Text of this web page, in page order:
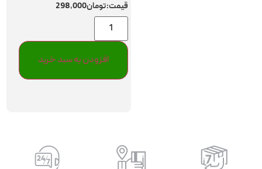
قیمت:تومان298,000
افزودن به سبد خرید